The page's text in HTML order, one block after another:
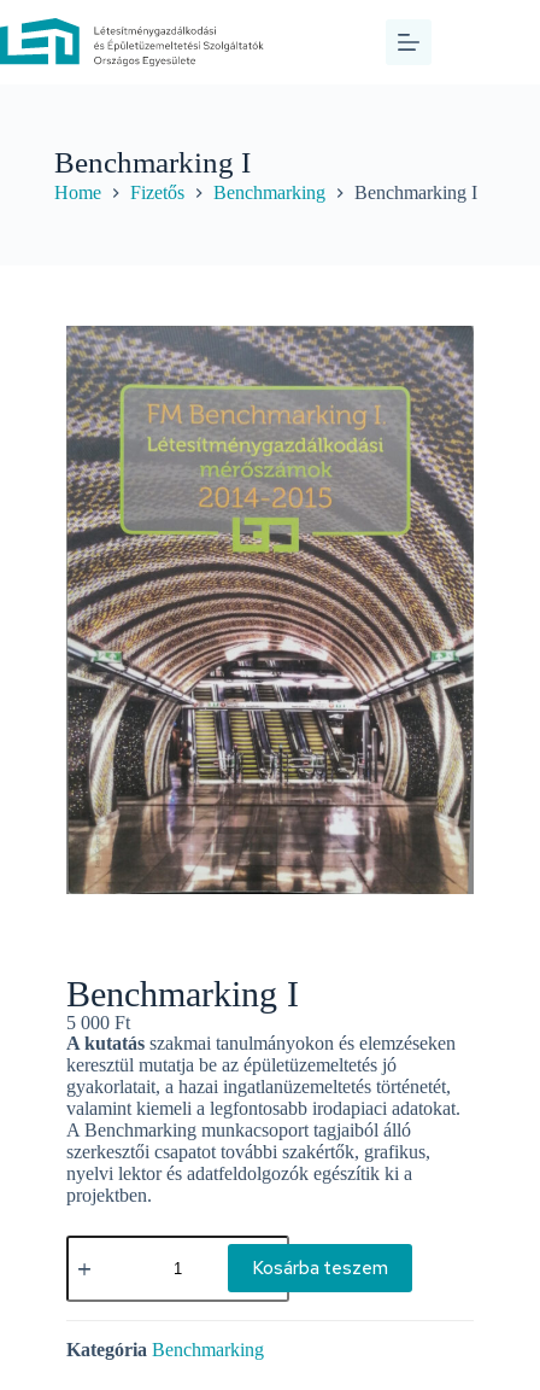
Benchmarking I
Home Fizetős Benchmarking Benchmarking I
Benchmarking I
5 000 Ft
A kutatásszakmai tanulmányokon és elemzéseken
keresztül mutatja be az épületüzemeltetés jó
gyakorlatait, a hazai ingatlanüzemeltetés történetét,
valamint kiemeli a legfontosabb irodapiaci adatokat.
A Benchmarking munkacsoport tagjaiból álló
szerkesztői csapatot további szakértők, grafikus,
nyelvi lektor és adatfeldolgozók egészítik ki a
projektben.
Kosárba teszem
Kategória Benchmarking